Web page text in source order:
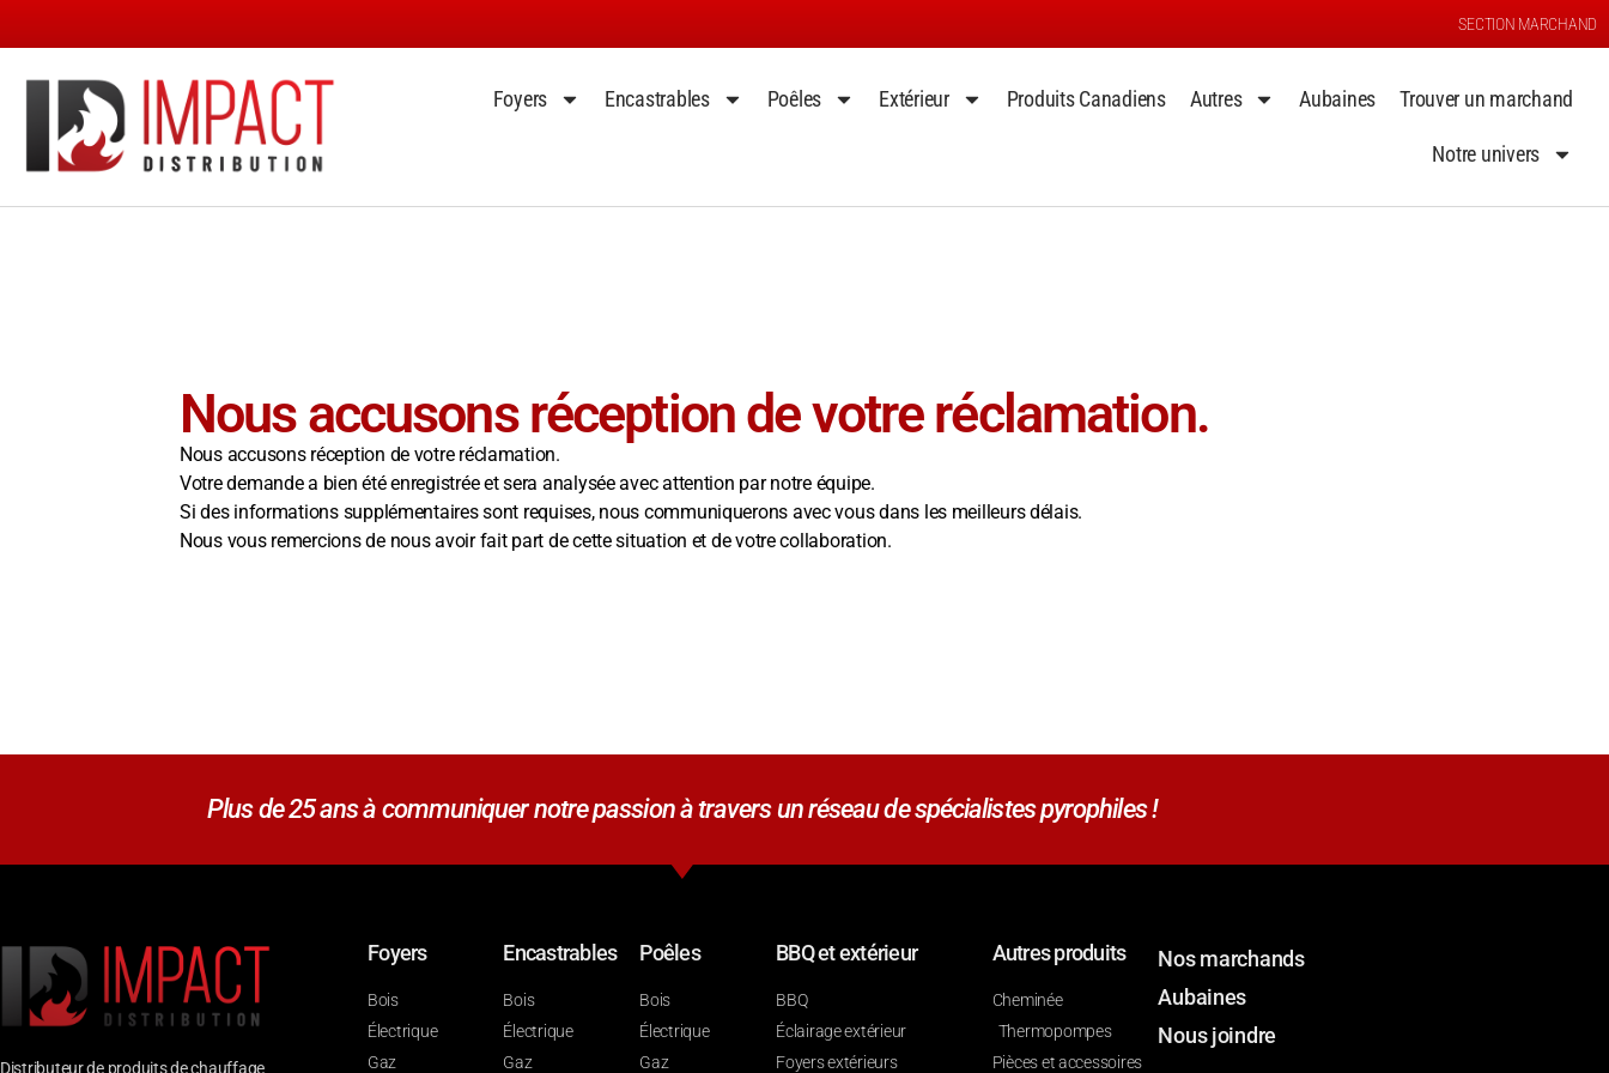
SECTION MARCHAND
Foyers Encastrables Poêles Extérieur Produits Canadiens Autres Aubaines Trouver un marchand
Notre univers
Nous accusons réception de votre réclamation.
Nous accusons réception de votre réclamation.
Votre demande a bien été enregistrée et sera analysée avec attention par notre équipe.
Si des informations supplémentaires sont requises, nous communiquerons avec vous dans les meilleurs délais.
Nous vous remercions de nous avoir fait part de cette situation et de votre collaboration.
Plus de 25 ans à communiquer notre passion à travers un réseau de spécialistes pyrophiles !
Distributeur de produits de chauffage
Foyers
Bois
Électrique
Gaz
Encastrables
Bois
Électrique
Gaz
Poêles
Bois
Électrique
Gaz
BBQ et extérieur
BBQ
Éclairage extérieur
Foyers extérieurs
Autres produits
Cheminée
Thermopompes
Pièces et accessoires
Nos marchands
Aubaines
Nous joindre